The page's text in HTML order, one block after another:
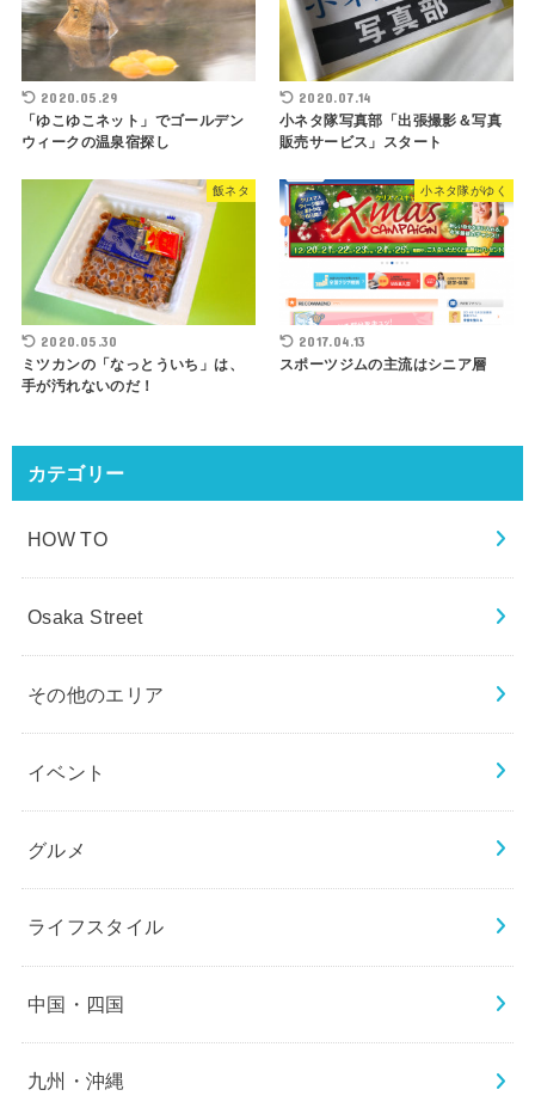
2020.05.29
「ゆこゆこネット」でゴールデン
ウィークの温泉宿探し
2020.07.14
小ネタ隊写真部「出張撮影＆写真
販売サービス」スタート
飯ネタ
2020.05.30
ミツカンの「なっとういち」は、
手が汚れないのだ！
小ネタ隊がゆく
2017.04.13
スポーツジムの主流はシニア層
カテゴリー
HOW TO
Osaka Street
その他のエリア
イベント
グルメ
ライフスタイル
中国・四国
九州・沖縄